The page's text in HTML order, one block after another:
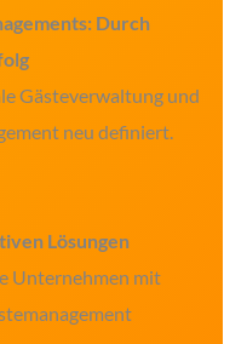
Durch
Gästeverwaltung und
neu definiert.
Lösungen
Unternehmen mit